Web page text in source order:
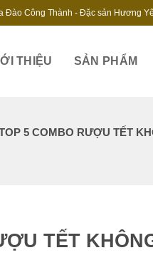
Đào Công Thành - Đặc sản Hương
THIỆU SẢN PHẨM
5 COMBO RƯỢU TẾT
TẾT